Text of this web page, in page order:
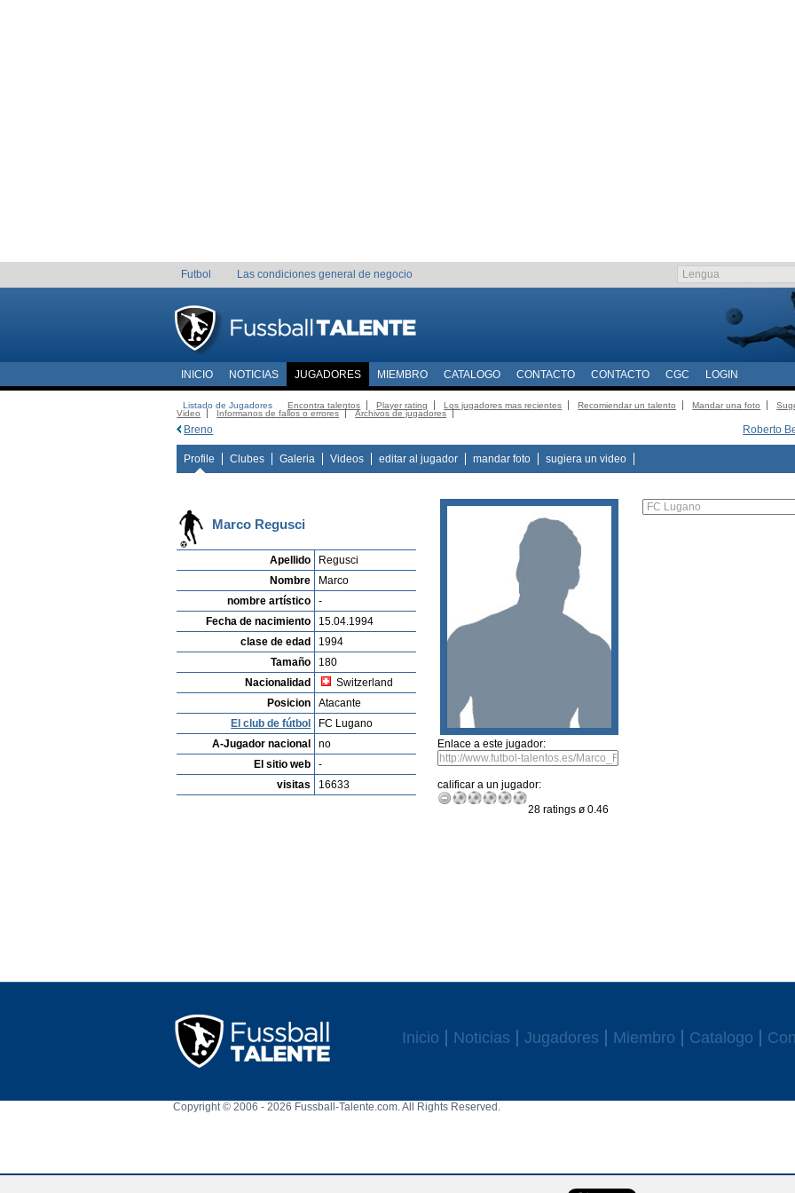
Futbol Las condiciones general de negocio
INICIO NOTICIAS JUGADORES MIEMBRO CATALOGO CONTACTO CONTACTO CGC LOGIN
Listado de Jugadores Encontra talentos Player rating Los jugadores mas recientes Recomiendar un talento Mandar una foto
Video
Informanos de fallos o errores Archivos de jugadores
Roberto
Breno
Profile Clubes Galeria Videos editar al jugador mandar foto sugiera un video
Marco Regusci
Apellido
Regusci
Nombre
Marco
nombre artístico
-
Fecha de nacimiento
15.04.1994
clase de edad
1994
Tamaño
180
Nacionalidad
Switzerland
Posicion
Atacante
El club de fútbol
FC Lugano
A-Jugador nacional
no
El sitio web
-
visitas
16633
Enlace a este jugador:
calificar a un jugador:
28 ratings ø 0.46
Inicio Noticias Jugadores Miembro Catalogo
Copyright © 2006 - 2026 Fussball-Talente.com. All Rights Reserved.